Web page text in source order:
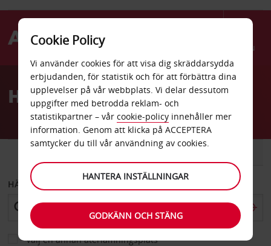
Menu
AvisHyrbil Brest
BIL
HÄMTA FRÅN
Välj en annan återlämningsplats
Cookie Policy
Vi använder cookies för att visa dig skräddarsydda
erbjudanden, för statistik och för att förbättra dina
upplevelser på vår webbplats. Vi delar dessutom
uppgifter med betrodda reklam- och
statistikpartner – vår cookie-policy innehåller mer
information. Genom att klicka på ACCEPTERA
samtycker du till vår användning av cookies.
HANTERA INSTÄLLNINGAR
GODKÄNN OCH STÄNG